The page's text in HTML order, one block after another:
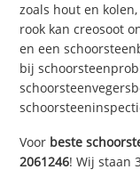
zoals hout en
rook kan creosoot
en een
bij
Voor beste
2061246! Wij staan